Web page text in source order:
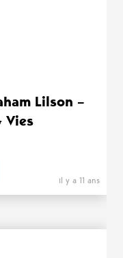
Lilson –
Vies
il y a 11 ans